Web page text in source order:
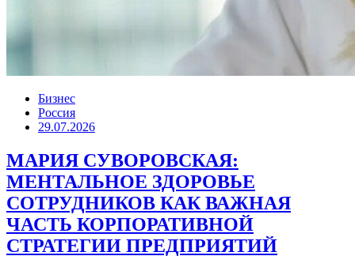
Бизнес
Россия
29.07.2026
МАРИЯ СУВОРОВСКАЯ:
МЕНТАЛЬНОЕ ЗДОРОВЬЕ
СОТРУДНИКОВ КАК ВАЖНАЯ
ЧАСТЬ КОРПОРАТИВНОЙ
СТРАТЕГИИ ПРЕДПРИЯТИЙ